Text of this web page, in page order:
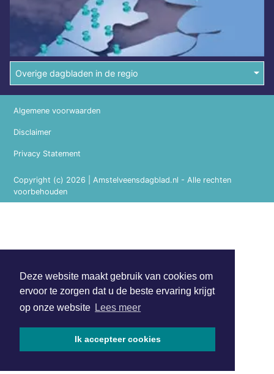
Deze website maakt gebruik van cookies om
ervoor te zorgen dat u de beste ervaring krijgt
op onze website Lees meer
Ik accepteer cookies
Overige dagbladen in de regio
Copyright (c) 2026 | Amstelveensdagblad.nl - Alle rechten
voorbehouden
Algemene voorwaarden
Disclaimer
Privacy Statement